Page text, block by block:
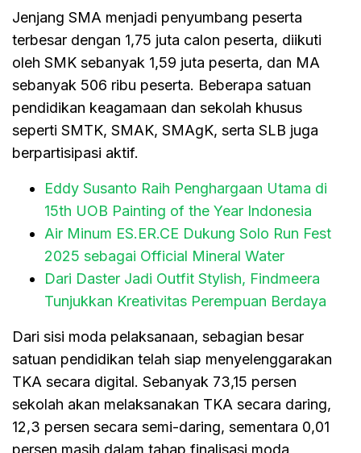
Jenjang SMA menjadi penyumbang peserta
terbesar dengan 1,75 juta calon peserta, diikuti
oleh SMK sebanyak 1,59 juta peserta, dan MA
sebanyak 506 ribu peserta. Beberapa satuan
pendidikan keagamaan dan sekolah khusus
seperti SMTK, SMAK, SMAgK, serta SLB juga
berpartisipasi aktif.
Eddy Susanto Raih Penghargaan Utama di
15th UOB Painting of the Year Indonesia
Air Minum ES.ER.CE Dukung Solo Run Fest
2025 sebagai Official Mineral Water
Dari Daster Jadi Outfit Stylish, Findmeera
Tunjukkan Kreativitas Perempuan Berdaya
Dari sisi moda pelaksanaan, sebagian besar
satuan pendidikan telah siap menyelenggarakan
TKA secara digital. Sebanyak 73,15 persen
sekolah akan melaksanakan TKA secara daring,
12,3 persen secara semi-daring, sementara 0,01